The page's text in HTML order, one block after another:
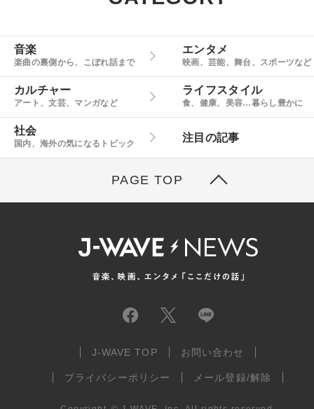
音楽
楽曲の裏側から、こぼれ話まで
エンタメ
映画、芸能、舞台、スポーツなど
カルチャー
アート、文芸、マンガなど
ライフスタイル
食、健康、美容…暮らし豊かに
社会
国内、海外の気になるトピック
注目の記事
PAGE TOP
J-WAVE TOP お問い合わせ
プライバシーポリシー メール登録/解除